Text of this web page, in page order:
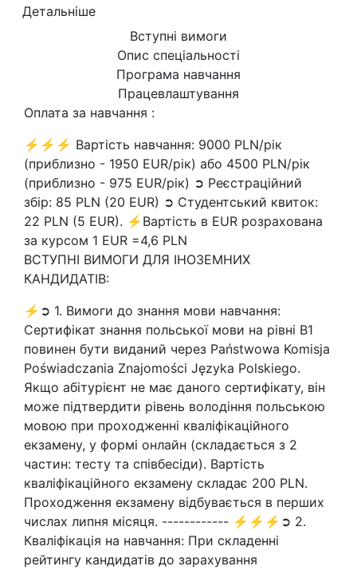
Детальніше
Вступні вимоги
Опис спеціальності
Програма навчання
Працевлаштування
Оплата за навчання :
⚡⚡⚡ Вартість навчання: 9000 PLN/рік
(приблизно - 1950 EUR/рік) або 4500 PLN/рік
(приблизно - 975 EUR/рік) ➲ Реєстраційний
збір: 85 PLN (20 EUR) ➲ Студентський квиток:
22 PLN (5 EUR). ⚡Вартість в EUR розрахована
за курсом 1 EUR =4,6 PLN
ВСТУПНІ ВИМОГИ ДЛЯ ІНОЗЕМНИХ
КАНДИДАТІВ:
⚡➲ 1. Вимоги до знання мови навчання:
Сертифікат знання польської мови на рівні В1
повинен бути виданий через Państwowa Komisja
Poświadczania Znajomości Języka Polskiego.
Якщо абітурієнт не має даного сертифікату, він
може підтвердити рівень володіння польською
мовою при проходженні кваліфікаційного
екзамену, у формі онлайн (складається з 2
частин: тесту та співбесіди). Вартість
кваліфікаційного екзамену складає 200 PLN.
Проходження екзамену відбувається в перших
числах липня місяця. ------------ ⚡⚡⚡➲ 2.
Кваліфікація на навчання: При складенні
рейтингу кандидатів до зарахування